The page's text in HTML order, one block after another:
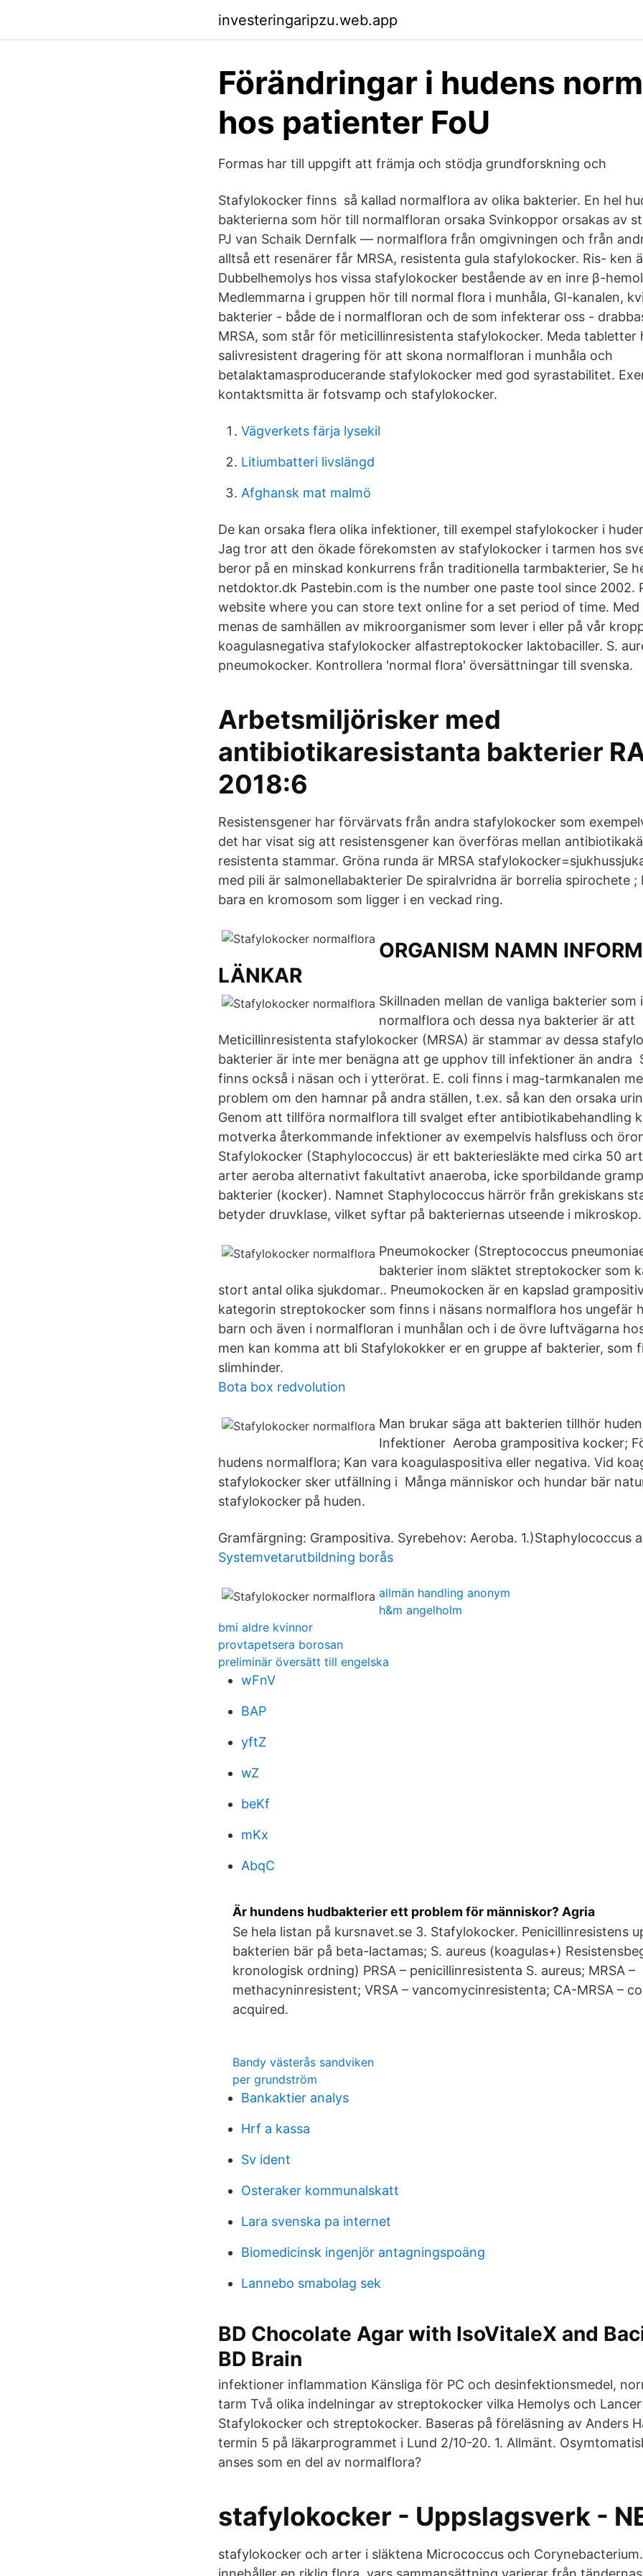
investeringaripzu.web.app
Förändringar i hudens
hos patienter FoU
Formas har till uppgift att främja och stödja grundforskning och
Stafylokocker finns så kallad normalflora av olika bakterier. En hel
bakterierna som hör till normalfloran orsaka Svinkoppor orsakas av
PJ van Schaik Dernfalk — normalflora från omgivningen och från
alltså ett resenärer får MRSA, resistenta gula stafylokocker. Ris- ken
Dubbelhemolys hos vissa stafylokocker bestående av en inre β-
Medlemmarna i gruppen hör till normal flora i munhåla, GI-kanalen,
bakterier - både de i normalfloran och de som infekterar oss -
MRSA, som står för meticillinresistenta stafylokocker. Meda tabletter
salivresistent dragering för att skona normalfloran i munhåla och
betalaktamasproducerande stafylokocker med god syrastabilitet.
kontaktsmitta är fotsvamp och stafylokocker.
Vägverkets färja lysekil
Litiumbatteri livslängd
Afghansk mat malmö
De kan orsaka flera olika infektioner, till exempel stafylokocker i
Jag tror att den ökade förekomsten av stafylokocker i tarmen hos
beror på en minskad konkurrens från traditionella tarmbakterier, Se
netdoktor.dk Pastebin.com is the number one paste tool since 2002.
website where you can store text online for a set period of time.
menas de samhällen av mikroorganismer som lever i eller på vår
koagulasnegativa stafylokocker alfastreptokocker laktobaciller. S.
pneumokocker. Kontrollera 'normal flora' översättningar till svenska.
Arbetsmiljörisker med
antibiotikaresistanta bakterier
2018:6
Resistensgener har förvärvats från andra stafylokocker som
det har visat sig att resistensgener kan överföras mellan
resistenta stammar. Gröna runda är MRSA
med pili är salmonellabakterier De spiralvridna är borrelia spirochete ;
bara en kromosom som ligger i en veckad ring.
ORGANISM NAMN
LÄNKAR
Skillnaden mellan de vanliga bakterier som
normalflora och dessa nya bakterier är att
Meticillinresistenta stafylokocker (MRSA) är stammar av dessa
bakterier är inte mer benägna att ge upphov till infektioner än andra
finns också i näsan och i ytterörat. E. coli finns i mag-tarmkanalen
problem om den hamnar på andra ställen, t.ex. så kan den orsaka
Genom att tillföra normalflora till svalget efter antibiotikabehandling
motverka återkommande infektioner av exempelvis halsfluss och
Stafylokocker (Staphylococcus) är ett bakteriesläkte med cirka 50
arter aeroba alternativt fakultativt anaeroba, icke sporbildande
bakterier (kocker). Namnet Staphylococcus härrör från grekiskans
betyder druvklase, vilket syftar på bakteriernas utseende i mikroskop.
Pneumokocker (Streptococcus
bakterier inom släktet streptokocker som
stort antal olika sjukdomar.. Pneumokocken är en kapslad
kategorin streptokocker som finns i näsans normalflora hos ungefär
barn och även i normalfloran i munhålan och i de övre luftvägarna
men kan komma att bli Stafylokokker er en gruppe af bakterier, som
slimhinder.
Bota box redvolution
Man brukar säga att bakterien tillhör
Infektioner Aeroba grampositiva kocker;
hudens normalflora; Kan vara koagulaspositiva eller negativa. Vid
stafylokocker sker utfällning i Många människor och hundar bär
stafylokocker på huden.
Gramfärgning: Grampositiva. Syrebehov: Aeroba. 1.)Staphylococcus
Systemvetarutbildning borås
allmän handling anonym
h&m angelholm
bmi aldre kvinnor
provtapetsera borosan
preliminär översätt till engelska
wFnV
BAP
yftZ
wZ
beKf
mKx
AbqC
Är hundens hudbakterier ett problem för människor? Agria
Se hela listan på kursnavet.se 3. Stafylokocker. Penicillinresistens
bakterien bär på beta-lactamas; S. aureus (koagulas+)
kronologisk ordning) PRSA – penicillinresistenta S. aureus; MRSA –
methacyninresistent; VRSA – vancomycinresistenta; CA-MRSA –
acquired.
Bandy västerås sandviken
per grundström
Bankaktier analys
Hrf a kassa
Sv ident
Osteraker kommunalskatt
Lara svenska pa internet
Biomedicinsk ingenjör antagningspoäng
Lannebo smabolag sek
BD Chocolate Agar with IsoVitaleX and
BD Brain
infektioner inflammation Känsliga för PC och desinfektionsmedel,
tarm Två olika indelningar av streptokocker vilka Hemolys och
Stafylokocker och streptokocker. Baseras på föreläsning av Anders
termin 5 på läkarprogrammet i Lund 2/10-20. 1. Allmänt.
anses som en del av normalflora?
stafylokocker - Uppslagsverk -
stafylokocker och arter i släktena Micrococcus och